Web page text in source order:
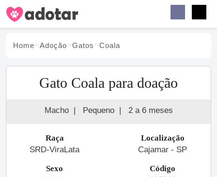
Home Adoção Gatos Coala
Gato Coala para doação
Macho | Pequeno | 2 a 6 meses
Raça
SRD-ViraLata
Localização
Cajamar - SP
Sexo
Código